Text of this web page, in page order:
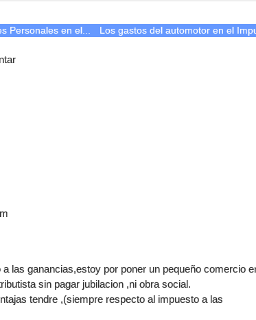
Personales en el... Los gastos del automotor en el
las ganancias,estoy por poner un pequeño comercio
sin pagar jubilacion ,ni obra social.
tendre ,(siempre respecto al impuesto a las